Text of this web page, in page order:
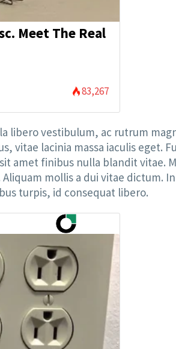
Meet The Real
83,267
libero vestibulum, ac rutrum
vitae lacinia massa iaculis eget.
amet finibus nulla blandit vitae.
mollis a dui vitae dictum.
turpis, id consequat libero.